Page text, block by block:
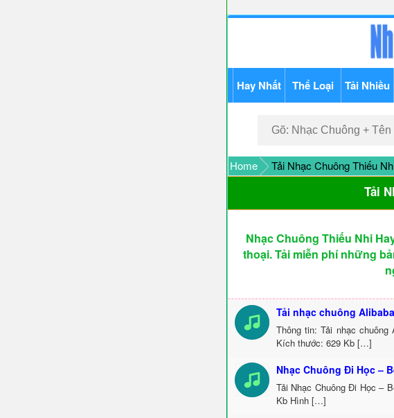
Hay Nhất Thể Loại Tải Nhiều
Home Tải Nhạc Chuông Thiếu
Tải
Nhạc Chuông Thiếu Nhi
thoại. Tải miễn phí những
Tải nhạc chuông
Thông tin: Tải nhạc
Kích thước: 629 Kb […]
Nhạc Chuông Đi Học –
Tải Nhạc Chuông Đi Học –
Kb Hình […]